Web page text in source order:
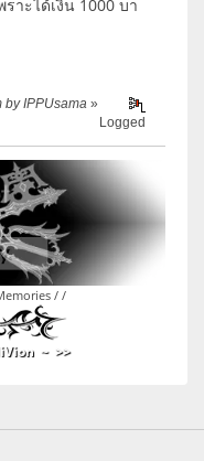
าะได้เงิน 1000 บา
by IPPUsama »
Logged
/ /
~ >>